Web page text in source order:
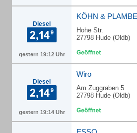
Diesel
gestern 19:12 Uhr
KÖHN &
Hohe Str.
27798 Hude (Oldb)
Diesel
gestern 19:14 Uhr
Wiro
Am Zuggraben 5
27798 Hude (Oldb)